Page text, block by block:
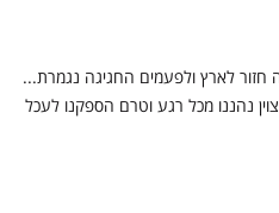
לארץ ולפעמים החגיגה נגמרת...
נהננו מכל רגע וטרם הספקנו לעכל